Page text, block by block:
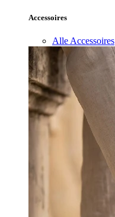
Accessoires
Alle Accessoires